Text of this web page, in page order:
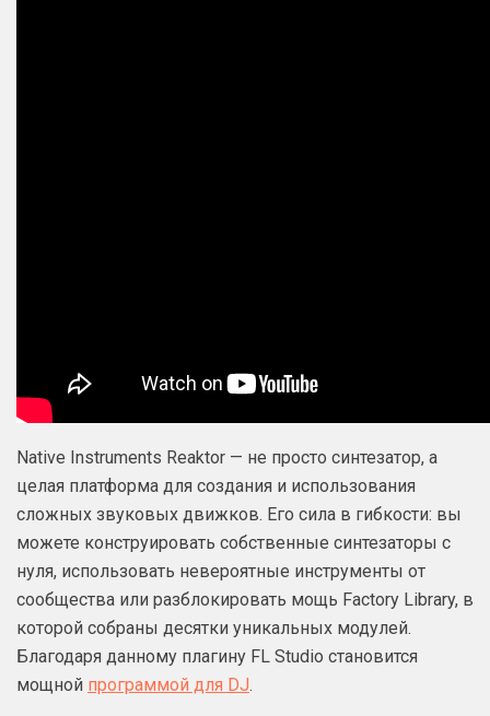
Native Instruments Reaktor — не просто синтезатор, а
целая платформа для создания и использования
сложных звуковых движков. Его сила в гибкости: вы
можете конструировать собственные синтезаторы с
нуля, использовать невероятные инструменты от
сообщества или разблокировать мощь Factory Library, в
которой собраны десятки уникальных модулей.
Благодаря данному плагину FL Studio становится
мощной программой для DJ.